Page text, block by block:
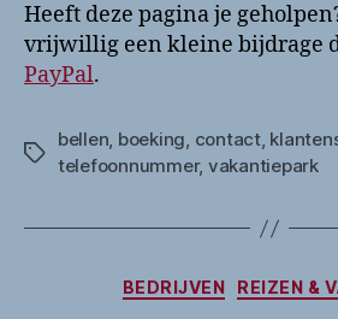
Heeft deze pagina je
vrijwillig een kleine bijdrage
PayPal.
Tags
bellen, boeking, contact,
telefoonnummer, vakantiepark
BEDRIJVEN REIZEN &